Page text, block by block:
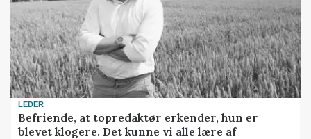
LEDER
Befriende, at topredaktør erkender, hun er
blevet klogere. Det kunne vi alle lære af